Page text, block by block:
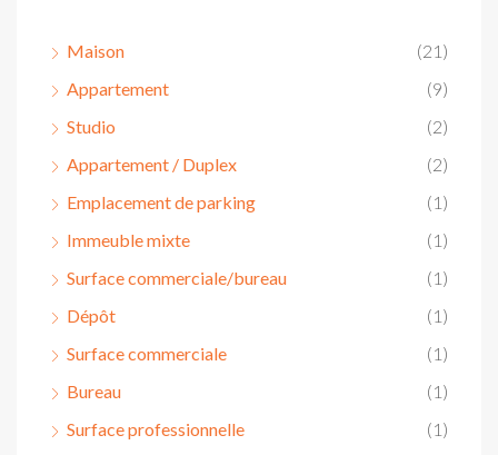
Maison
(21)
Appartement
(9)
Studio
(2)
Appartement / Duplex
(2)
Emplacement de parking
(1)
Immeuble mixte
(1)
Surface commerciale/bureau
(1)
Dépôt
(1)
Surface commerciale
(1)
Bureau
(1)
Surface professionnelle
(1)